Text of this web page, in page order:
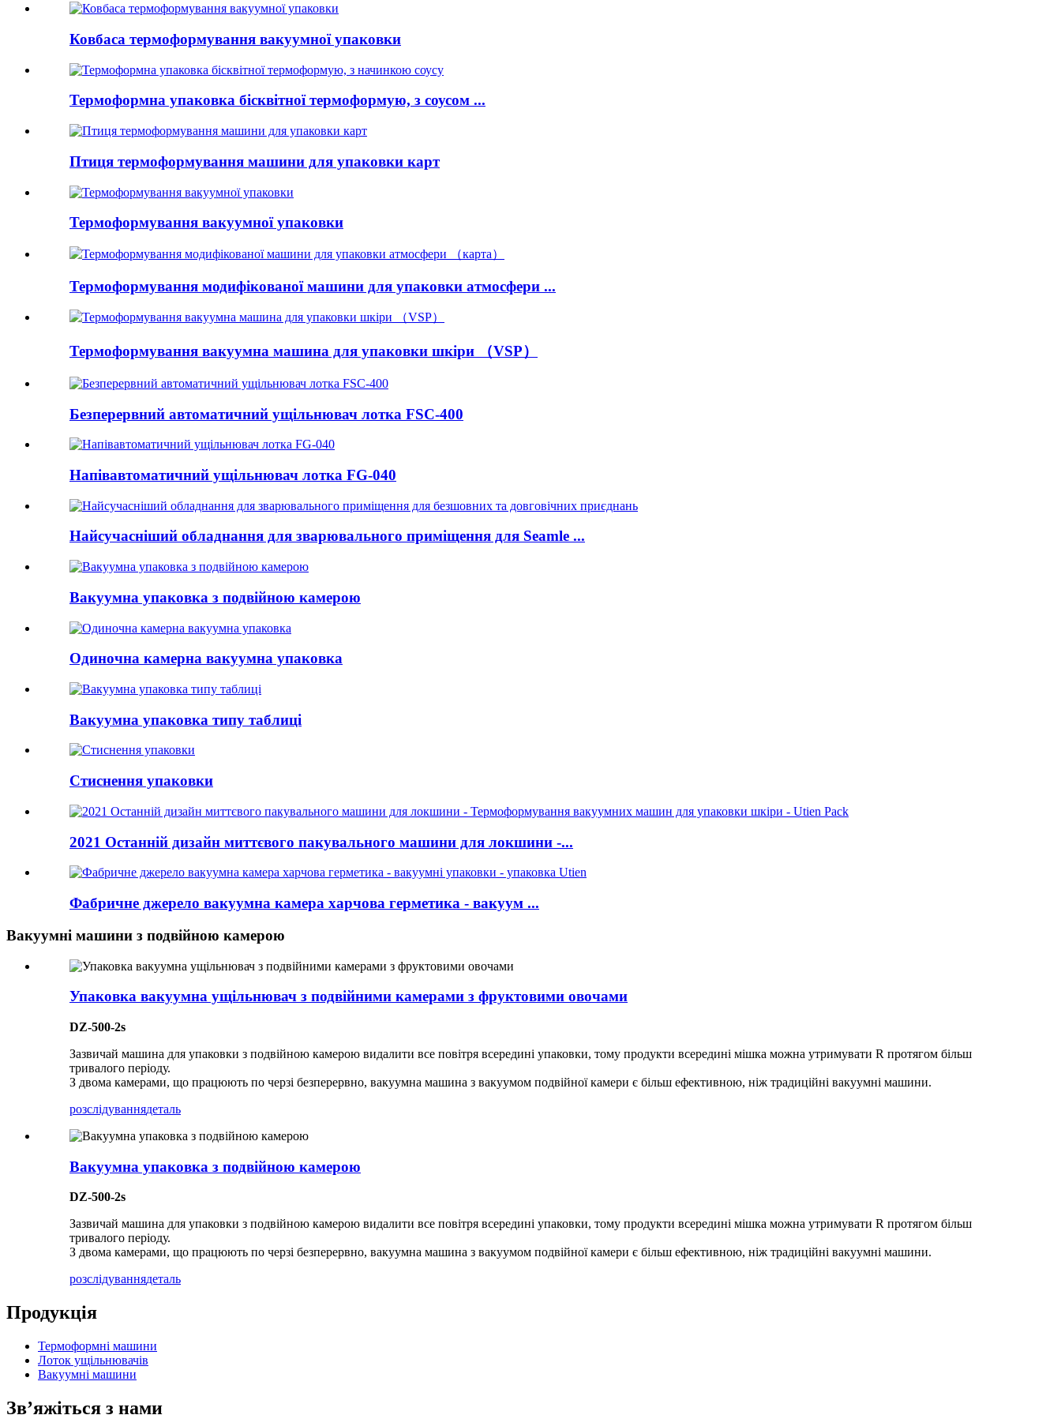
Ковбаса термоформування вакуумної упаковки
Термоформна упаковка бісквітної термоформую, з соусом ...
Птиця термоформування машини для упаковки карт
Термоформування вакуумної упаковки
Термоформування модифікованої машини для упаковки атмосфери ...
Термоформування вакуумна машина для упаковки шкіри （VSP）
Безперервний автоматичний ущільнювач лотка FSC-400
Напівавтоматичний ущільнювач лотка FG-040
Найсучасніший обладнання для зварювального приміщення для Seamle ...
Вакуумна упаковка з подвійною камерою
Одиночна камерна вакуумна упаковка
Вакуумна упаковка типу таблиці
Стиснення упаковки
2021 Останній дизайн миттєвого пакувального машини для локшини -...
Фабричне джерело вакуумна камера харчова герметика - вакуум ...
Вакуумні машини з подвійною камерою
Упаковка вакуумна ущільнювач з подвійними камерами з фруктовими овочами
DZ-500-2s
Зазвичай машина для упаковки з подвійною камерою видалити все повітря всередині упаковки, тому продукти всередині мішка можна утримувати R протягом більш
тривалого періоду.
З двома камерами, що працюють по черзі безперервно, вакуумна машина з вакуумом подвійної камери є більш ефективною, ніж традиційні вакуумні машини.
розслідуваннядеталь
Вакуумна упаковка з подвійною камерою
DZ-500-2s
Зазвичай машина для упаковки з подвійною камерою видалити все повітря всередині упаковки, тому продукти всередині мішка можна утримувати R протягом більш
тривалого періоду.
З двома камерами, що працюють по черзі безперервно, вакуумна машина з вакуумом подвійної камери є більш ефективною, ніж традиційні вакуумні машини.
розслідуваннядеталь
Продукція
Термоформні машини
Лоток ущільнювачів
Вакуумні машини
Зв’яжіться з нами